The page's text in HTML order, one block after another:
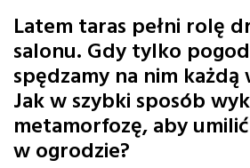
Latem taras pełni rolę
salonu. Gdy tylko
spędzamy na nim
Jak w szybki sposób
metamorfozę, aby
w ogrodzie?